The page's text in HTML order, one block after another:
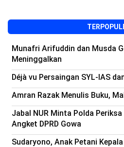
Munafri Arifuddin dan Musda
Meninggalkan
Déjà vu Persaingan SYL-IAS
Amran Razak Menulis Buku,
Jabal NUR Minta Polda
Angket DPRD Gowa
Sudaryono, Anak Petani